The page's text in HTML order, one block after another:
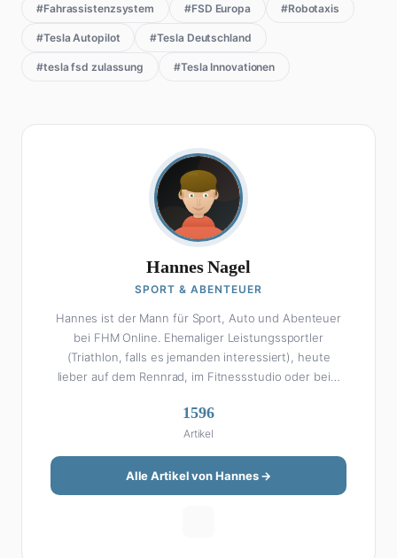
#Fahrassistenzsystem #FSD Europa #Robotaxis
#Tesla Autopilot #Tesla Deutschland
#tesla fsd zulassung #Tesla Innovationen
Hannes Nagel
SPORT & ABENTEUER
Hannes ist der Mann für Sport, Auto und Abenteuer
bei FHM Online. Ehemaliger Leistungssportler
(Triathlon, falls es jemanden interessiert), heute
lieber auf dem Rennrad, im Fitnessstudio oder beim
enzyklopädisch: Egal ob Bundesliga-Analyse, Formel 1,
UFC oder Olympia – Hannes liefert fundierte
Einschätzungen mit der Leidenschaft eines echten
Fans. Aber Sport ist nur die halbe Miete: Hannes ist
auch unser Auto-Experte. Vom Elektro-SUV bis zum
1596
Artikel
Alle Artikel von Hannes →